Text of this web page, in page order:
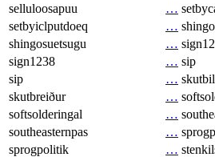
selluloosapuu
…
setbyiclputdoeq
…
shingosuetsugu
…
sign1238
… sip
sip
…
skutbreiður
…
softsolderingal
…
southeasternpas
…
sprogpolitik
…